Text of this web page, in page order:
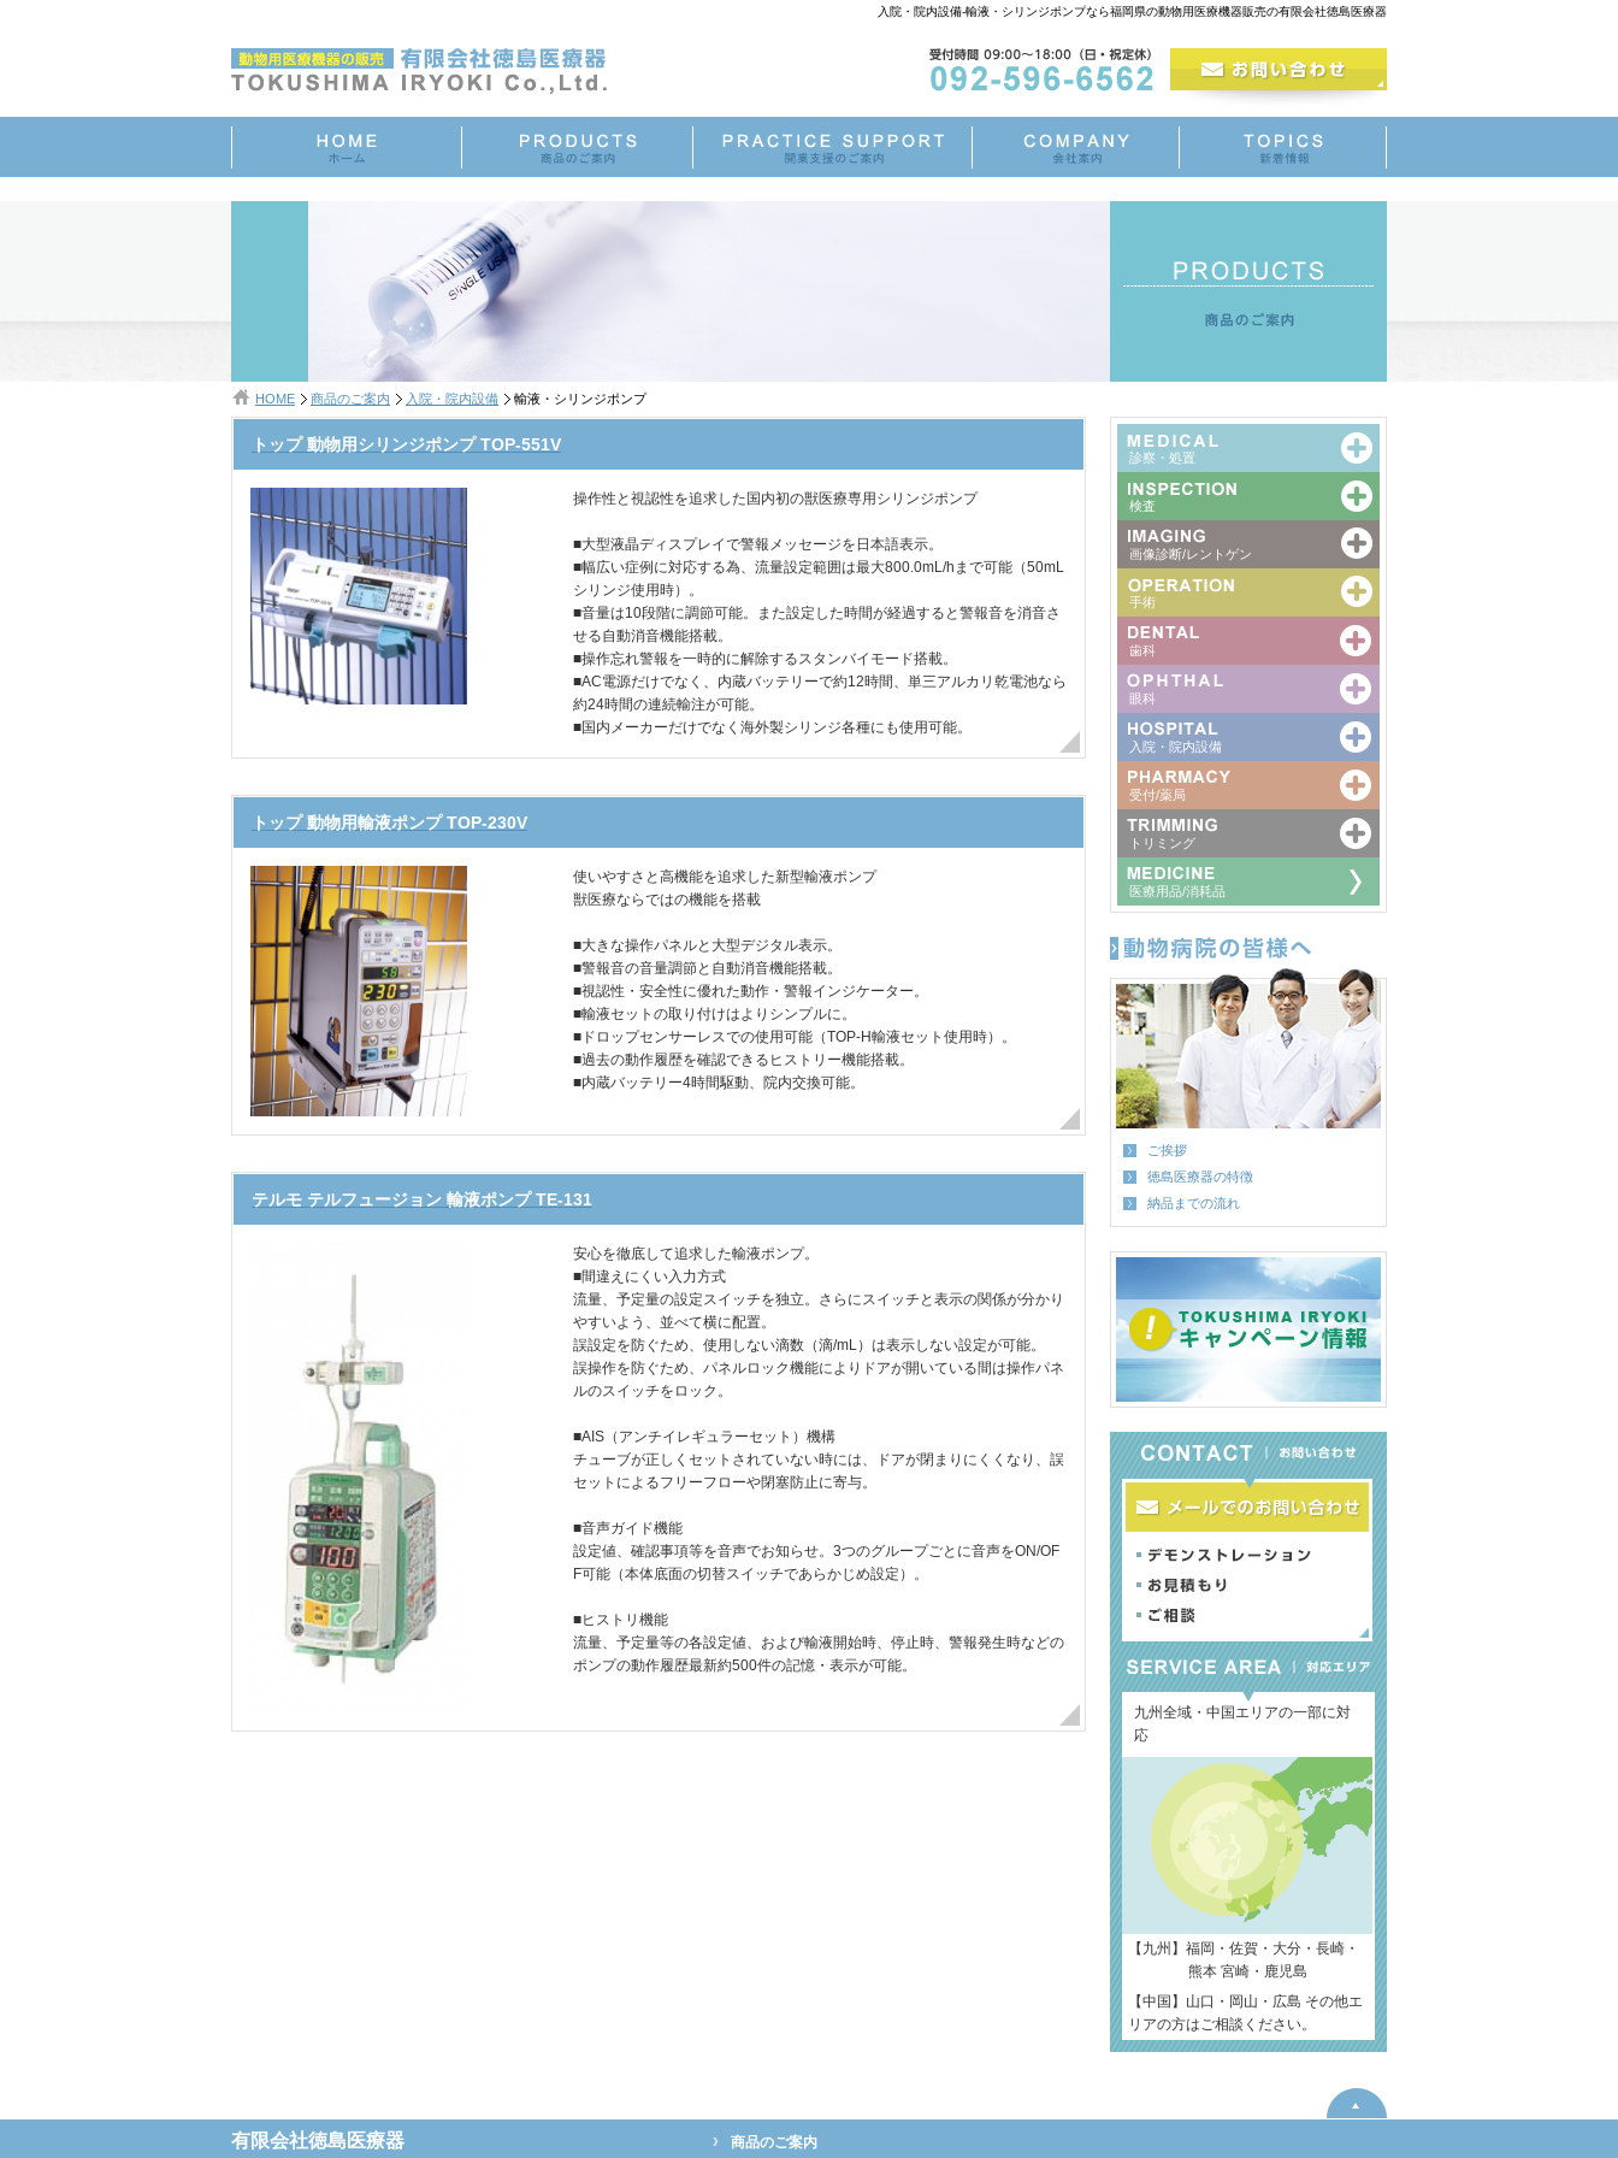
入院・院内設備-輸液・シリンジポンプなら福岡県の動物用医療機器販売の有限会社徳島医療器
HOME 商品のご案内 入院・院内設備 輸液・シリンジポンプ
トップ 動物用シリンジポンプ TOP-551V
操作性と視認性を追求した国内初の獣医療専用シリンジポンプ
■大型液晶ディスプレイで警報メッセージを日本語表示。
■幅広い症例に対応する為、流量設定範囲は最大800.0mL/hまで可能（50mL
シリンジ使用時）。
■音量は10段階に調節可能。また設定した時間が経過すると警報音を消音さ
せる自動消音機能搭載。
■操作忘れ警報を一時的に解除するスタンバイモード搭載。
■AC電源だけでなく、内蔵バッテリーで約12時間、単三アルカリ乾電池なら
約24時間の連続輸注が可能。
■国内メーカーだけでなく海外製シリンジ各種にも使用可能。
トップ 動物用輸液ポンプ TOP-230V
使いやすさと高機能を追求した新型輸液ポンプ
獣医療ならではの機能を搭載
■大きな操作パネルと大型デジタル表示。
■警報音の音量調節と自動消音機能搭載。
■視認性・安全性に優れた動作・警報インジケーター。
■輸液セットの取り付けはよりシンプルに。
■ドロップセンサーレスでの使用可能（TOP-H輸液セット使用時）。
■過去の動作履歴を確認できるヒストリー機能搭載。
■内蔵バッテリー4時間駆動、院内交換可能。
テルモ テルフュージョン 輸液ポンプ TE-131
安心を徹底して追求した輸液ポンプ。
■間違えにくい入力方式
流量、予定量の設定スイッチを独立。さらにスイッチと表示の関係が分かり
やすいよう、並べて横に配置。
誤設定を防ぐため、使用しない滴数（滴/mL）は表示しない設定が可能。
誤操作を防ぐため、パネルロック機能によりドアが開いている間は操作パネ
ルのスイッチをロック。
■AIS（アンチイレギュラーセット）機構
チューブが正しくセットされていない時には、ドアが閉まりにくくなり、誤
セットによるフリーフローや閉塞防止に寄与。
■音声ガイド機能
設定値、確認事項等を音声でお知らせ。3つのグループごとに音声をON/OF
F可能（本体底面の切替スイッチであらかじめ設定）。
■ヒストリ機能
流量、予定量等の各設定値、および輸液開始時、停止時、警報発生時などの
ポンプの動作履歴最新約500件の記憶・表示が可能。
診察・処置
検査
画像診断/レントゲン
手術
歯科
眼科
入院・院内設備
受付/薬局
トリミング
医療用品/消耗品
ご挨拶
徳島医療器の特徴
納品までの流れ
九州全域・中国エリアの一部に対
応
【九州】福岡・佐賀・大分・長崎・
熊本 宮崎・鹿児島
【中国】山口・岡山・広島 その他エ
リアの方はご相談ください。
有限会社徳島医療器 商品のご案内